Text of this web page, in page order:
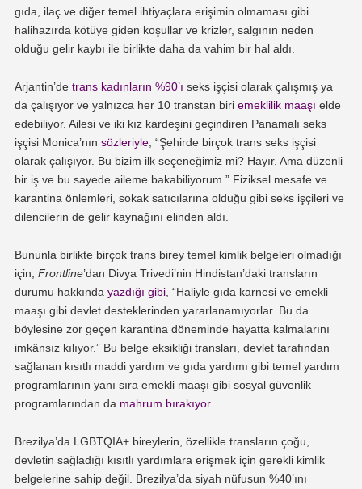
gıda, ilaç ve diğer temel ihtiyaçlara erişimin olmaması gibi
halihazırda kötüye giden koşullar ve krizler, salgının neden
olduğu gelir kaybı ile birlikte daha da vahim bir hal aldı.
Arjantin’de trans kadınların %90’ı seks işçisi olarak çalışmış ya
da çalışıyor ve yalnızca her 10 transtan biri emeklilik maaşı elde
edebiliyor. Ailesi ve iki kız kardeşini geçindiren Panamalı seks
işçisi Monica’nın sözleriyle, “Şehirde birçok trans seks işçisi
olarak çalışıyor. Bu bizim ilk seçeneğimiz mi? Hayır. Ama düzenli
bir iş ve bu sayede aileme bakabiliyorum.” Fiziksel mesafe ve
karantina önlemleri, sokak satıcılarına olduğu gibi seks işçileri ve
dilencilerin de gelir kaynağını elinden aldı.
Bununla birlikte birçok trans birey temel kimlik belgeleri olmadığı
için, Frontline’dan Divya Trivedi’nin Hindistan’daki transların
durumu hakkında yazdığı gibi, “Haliyle gıda karnesi ve emekli
maaşı gibi devlet desteklerinden yararlanamıyorlar. Bu da
böylesine zor geçen karantina döneminde hayatta kalmalarını
imkânsız kılıyor.” Bu belge eksikliği transları, devlet tarafından
sağlanan kısıtlı maddi yardım ve gıda yardımı gibi temel yardım
programlarının yanı sıra emekli maaşı gibi sosyal güvenlik
programlarından da mahrum bırakıyor.
Brezilya’da LGBTQIA+ bireylerin, özellikle transların çoğu,
devletin sağladığı kısıtlı yardımlara erişmek için gerekli kimlik
belgelerine sahip değil. Brezilya’da siyah nüfusun %40’ını